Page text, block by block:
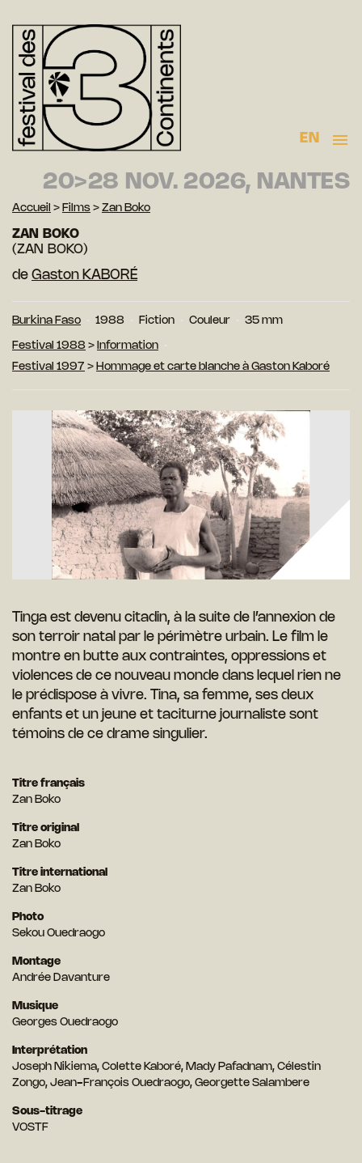
EN
20>28 NOV. 2026, NANTES
Accueil > Films > Zan Boko
ZAN BOKO
(ZAN BOKO)
de Gaston KABORÉ
Burkina Faso 1988 Fiction Couleur 35 mm
Festival 1988 >
Information
Festival 1997 > Hommage et carte blanche à Gaston Kaboré
Tinga est devenu citadin, à la suite de l’annexion de
son terroir natal par le périmètre urbain. Le film le
montre en butte aux contraintes, oppressions et
violences de ce nouveau monde dans lequel rien ne
le prédispose à vivre. Tina, sa femme, ses deux
enfants et un jeune et taciturne journaliste sont
témoins de ce drame singulier.
Titre français
Zan Boko
Titre original
Zan Boko
Titre international
Zan Boko
Photo
Sekou Ouedraogo
Montage
Andrée Davanture
Musique
Georges Ouedraogo
Interprétation
Joseph Nikiema, Colette Kaboré, Mady Pafadnam, Célestin
Zongo, Jean-François Ouedraogo, Georgette Salambere
Sous-titrage
VOSTF